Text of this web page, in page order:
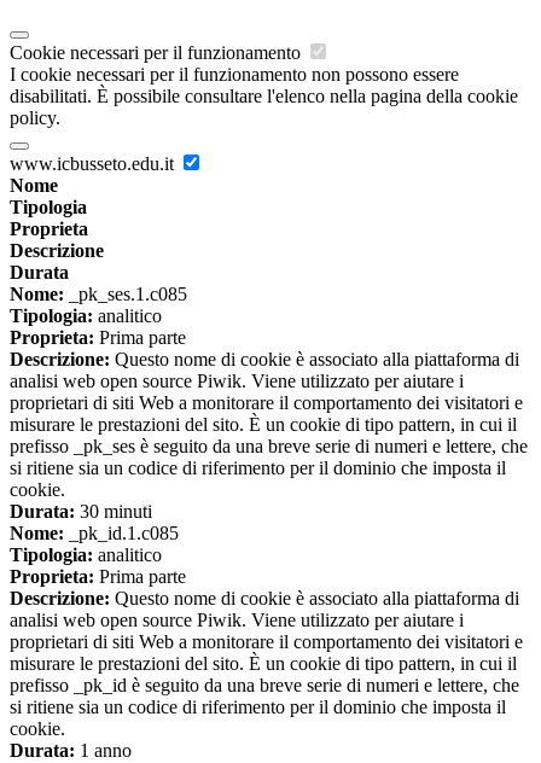
Cookie necessari per il funzionamento
I cookie necessari per il funzionamento non possono essere
disabilitati. È possibile consultare l'elenco nella pagina della cookie
policy.
www.icbusseto.edu.it
Nome
Tipologia
Proprieta
Descrizione
Durata
Nome: _pk_ses.1.c085
Tipologia: analitico
Proprieta: Prima parte
Descrizione: Questo nome di cookie è associato alla piattaforma di
analisi web open source Piwik. Viene utilizzato per aiutare i
proprietari di siti Web a monitorare il comportamento dei visitatori e
misurare le prestazioni del sito. È un cookie di tipo pattern, in cui il
prefisso _pk_ses è seguito da una breve serie di numeri e lettere, che
si ritiene sia un codice di riferimento per il dominio che imposta il
cookie.
Durata: 30 minuti
Nome: _pk_id.1.c085
Tipologia: analitico
Proprieta: Prima parte
Descrizione: Questo nome di cookie è associato alla piattaforma di
analisi web open source Piwik. Viene utilizzato per aiutare i
proprietari di siti Web a monitorare il comportamento dei visitatori e
misurare le prestazioni del sito. È un cookie di tipo pattern, in cui il
prefisso _pk_id è seguito da una breve serie di numeri e lettere, che
si ritiene sia un codice di riferimento per il dominio che imposta il
cookie.
Durata: 1 anno